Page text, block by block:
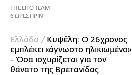
THE LIFO TEAM
6 ΩΡΕΣ ΠΡΙΝ
Ελλάδα / Κυψέλη: Ο 26χρονος
εμπλέκει «άγνωστο ηλικιωμένο»
- Όσα ισχυρίζεται για τον
θάνατο της Βρετανίδας